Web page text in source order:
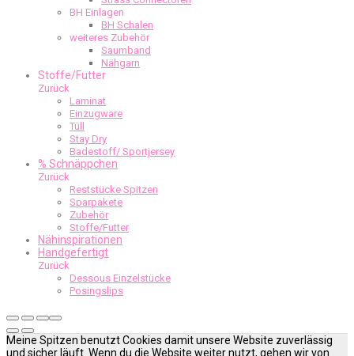
BH Einlagen
BH Schalen
weiteres Zubehör
Saumband
Nähgarn
Stoffe/Futter
Zurück
Laminat
Einzugware
Tüll
Stay Dry
Badestoff/ Sportjersey
% Schnäppchen
Zurück
Reststücke Spitzen
Sparpakete
Zubehör
Stoffe/Futter
Nähinspirationen
Handgefertigt
Zurück
Dessous Einzelstücke
Posingslips
Meine Spitzen benutzt Cookies damit unsere Website zuverlässig
und sicher läuft. Wenn du die Website weiter nutzt, gehen wir von